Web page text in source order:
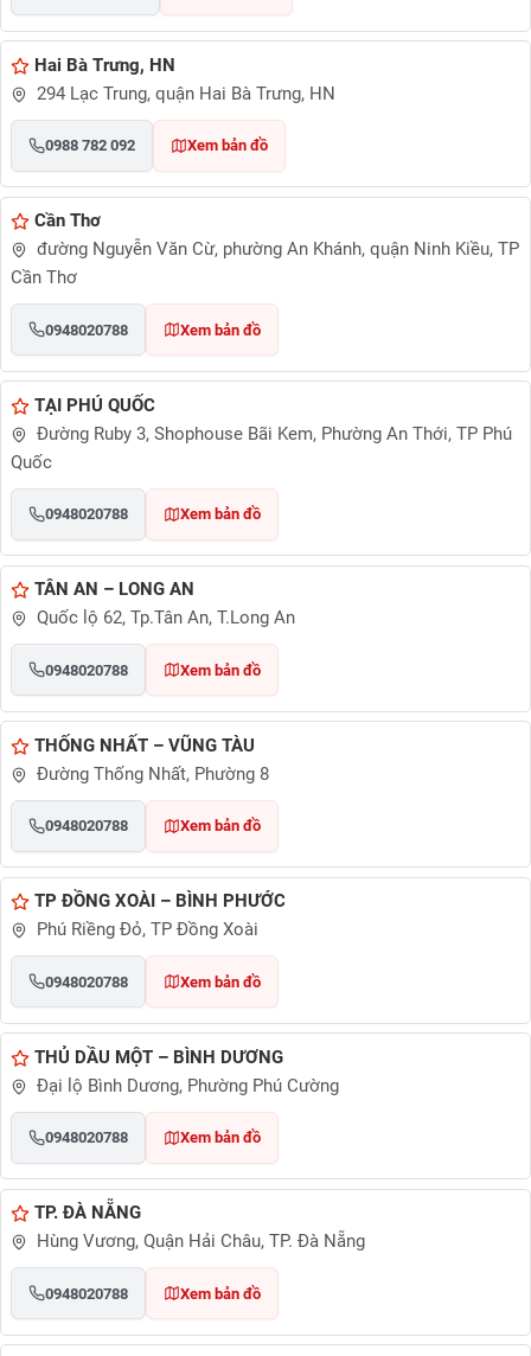
Hai Bà Trưng, HN
294 Lạc Trung, quận Hai Bà Trưng, HN
0988 782 092 Xem bản đồ
Cần Thơ
đường Nguyễn Văn Cừ, phường An Khánh, quận Ninh Kiều, TP
Cần Thơ
0948020788 Xem bản đồ
TẠI PHÚ QUỐC
Đường Ruby 3, Shophouse Bãi Kem, Phường An Thới, TP Phú
Quốc
0948020788 Xem bản đồ
TÂN AN – LONG AN
Quốc lộ 62, Tp.Tân An, T.Long An
0948020788 Xem bản đồ
THỐNG NHẤT – VŨNG TÀU
Đường Thống Nhất, Phường 8
0948020788 Xem bản đồ
TP ĐỒNG XOÀI – BÌNH PHƯỚC
Phú Riềng Đỏ, TP Đồng Xoài
0948020788 Xem bản đồ
THỦ DẦU MỘT – BÌNH DƯƠNG
Đại lộ Bình Dương, Phường Phú Cường
0948020788 Xem bản đồ
TP. ĐÀ NẴNG
Hùng Vương, Quận Hải Châu, TP. Đà Nẵng
0948020788 Xem bản đồ